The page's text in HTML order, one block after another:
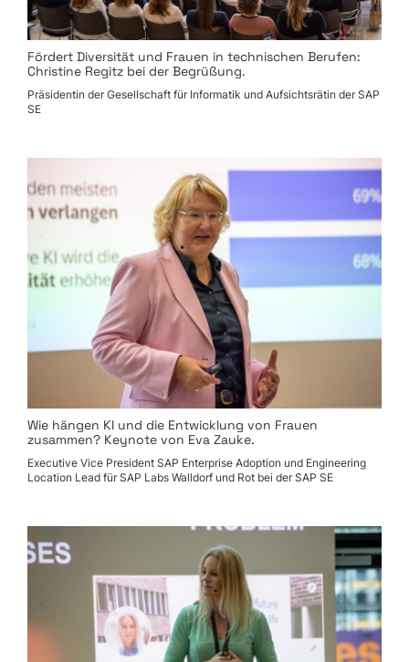
Fördert Diversität und Frauen in technischen Berufen:
Christine Regitz bei der Begrüßung.
Präsidentin der Gesellschaft für Informatik und ­Aufsichtsrätin der SAP
SE
Wie hängen KI und die Entwicklung von Frauen
zusammen? Keynote von Eva Zauke.
Executive Vice President SAP Enterprise Adoption und Engineering
Location Lead für SAP Labs Walldorf und Rot bei der SAP SE